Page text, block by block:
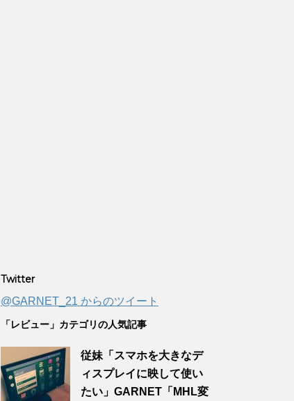
Twitter
@GARNET_21 からのツイート
「レビュー」カテゴリの人気記事
従妹「スマホを大きなデ
ィスプレイに映して使い
たい」GARNET「MHL変